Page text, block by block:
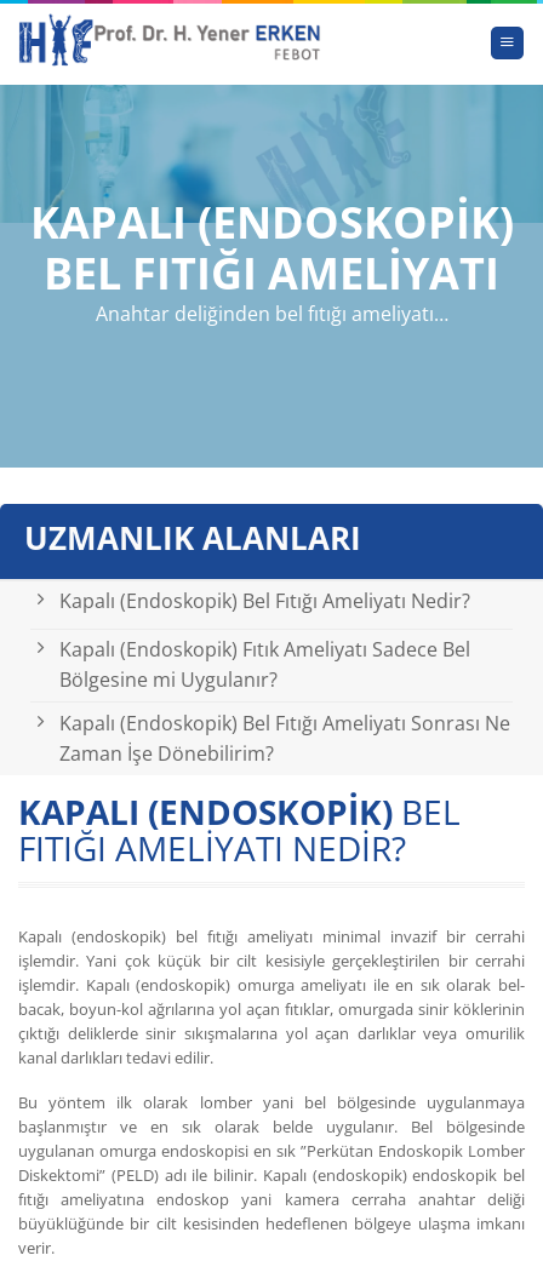
İçeriğe
atla
KAPALI (ENDOSKOPİK)
BEL FITIĞI AMELİYATI
Anahtar deliğinden bel fıtığı ameliyatı…
UZMANLIK ALANLARI
Kapalı (Endoskopik) Bel Fıtığı Ameliyatı Nedir?
Kapalı (Endoskopik) Fıtık Ameliyatı Sadece Bel
Bölgesine mi Uygulanır?
Kapalı (Endoskopik) Bel Fıtığı Ameliyatı Sonrası Ne
Zaman İşe Dönebilirim?
KAPALI (ENDOSKOPİK) BEL
FITIĞI AMELİYATI NEDİR?
Kapalı (endoskopik) bel fıtığı ameliyatı minimal invazif bir cerrahi
işlemdir. Yani çok küçük bir cilt kesisiyle gerçekleştirilen bir cerrahi
işlemdir. Kapalı (endoskopik) omurga ameliyatı ile en sık olarak bel-
bacak, boyun-kol ağrılarına yol açan fıtıklar, omurgada sinir köklerinin
çıktığı deliklerde sinir sıkışmalarına yol açan darlıklar veya omurilik
kanal darlıkları tedavi edilir.
Bu yöntem ilk olarak lomber yani bel bölgesinde uygulanmaya
başlanmıştır ve en sık olarak belde uygulanır. Bel bölgesinde
uygulanan omurga endoskopisi en sık ”Perkütan Endoskopik Lomber
Diskektomi” (PELD) adı ile bilinir. Kapalı (endoskopik) endoskopik bel
fıtığı ameliyatına endoskop yani kamera cerraha anahtar deliği
büyüklüğünde bir cilt kesisinden hedeflenen bölgeye ulaşma imkanı
verir.